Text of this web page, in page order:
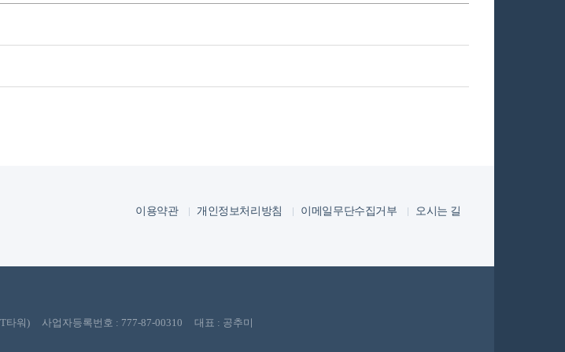
이용약관 개인정보처리방침 이메일무단수집거부 오시는 길
타워) 사업자등록번호 : 777-87-00310 대표 : 공추미